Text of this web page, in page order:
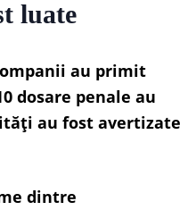
luate
au primit
dosare penale au
au fost avertizate
dintre